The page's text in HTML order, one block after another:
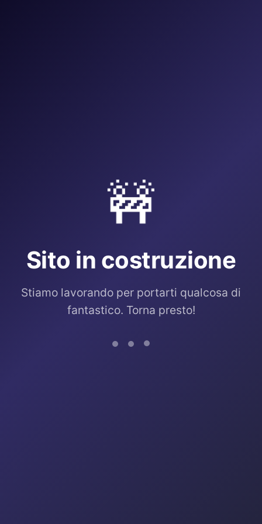
🚧
Sito in costruzione
Stiamo lavorando per portarti qualcosa di
fantastico. Torna presto!